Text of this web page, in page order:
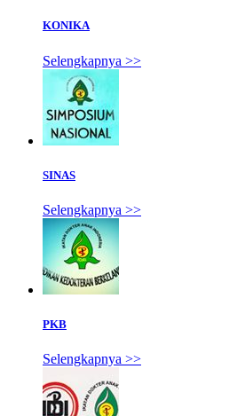
KONIKA
Selengkapnya >>
SINAS
Selengkapnya >>
PKB
Selengkapnya >>